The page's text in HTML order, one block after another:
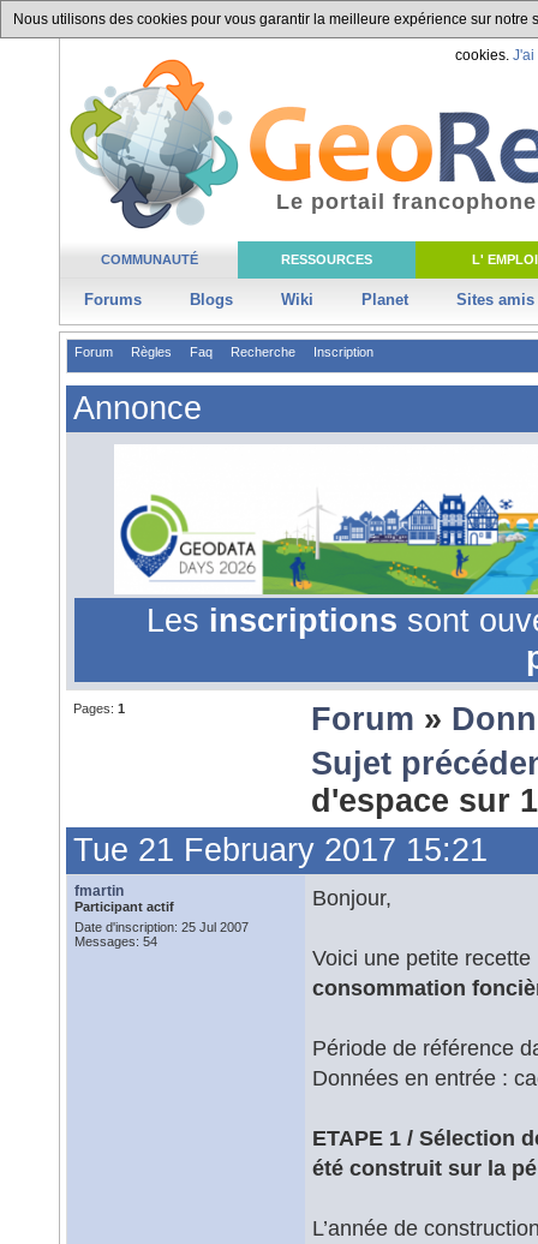
Nous utilisons des cookies pour vous garantir la meilleure expérience sur
cookies. J'ai
COMMUNAUTÉ RESSOURCES L' EMPLOI
Forums Blogs Wiki Planet Sites amis
Le portail
Forum Règles Faq Recherche Inscription
Annonce
Les inscriptions sont
Pages: 1 Forum »
Sujet
d'espace sur
Tue 21 February 2017 15:21
fmartin
Participant actif
Date d'inscription: 25 Jul 2007
Messages: 54
Bonjour,
Voici une petite
consommation
Période de référence
Données en entrée :
ETAPE 1 / Sélection
été construit sur la
L’année de